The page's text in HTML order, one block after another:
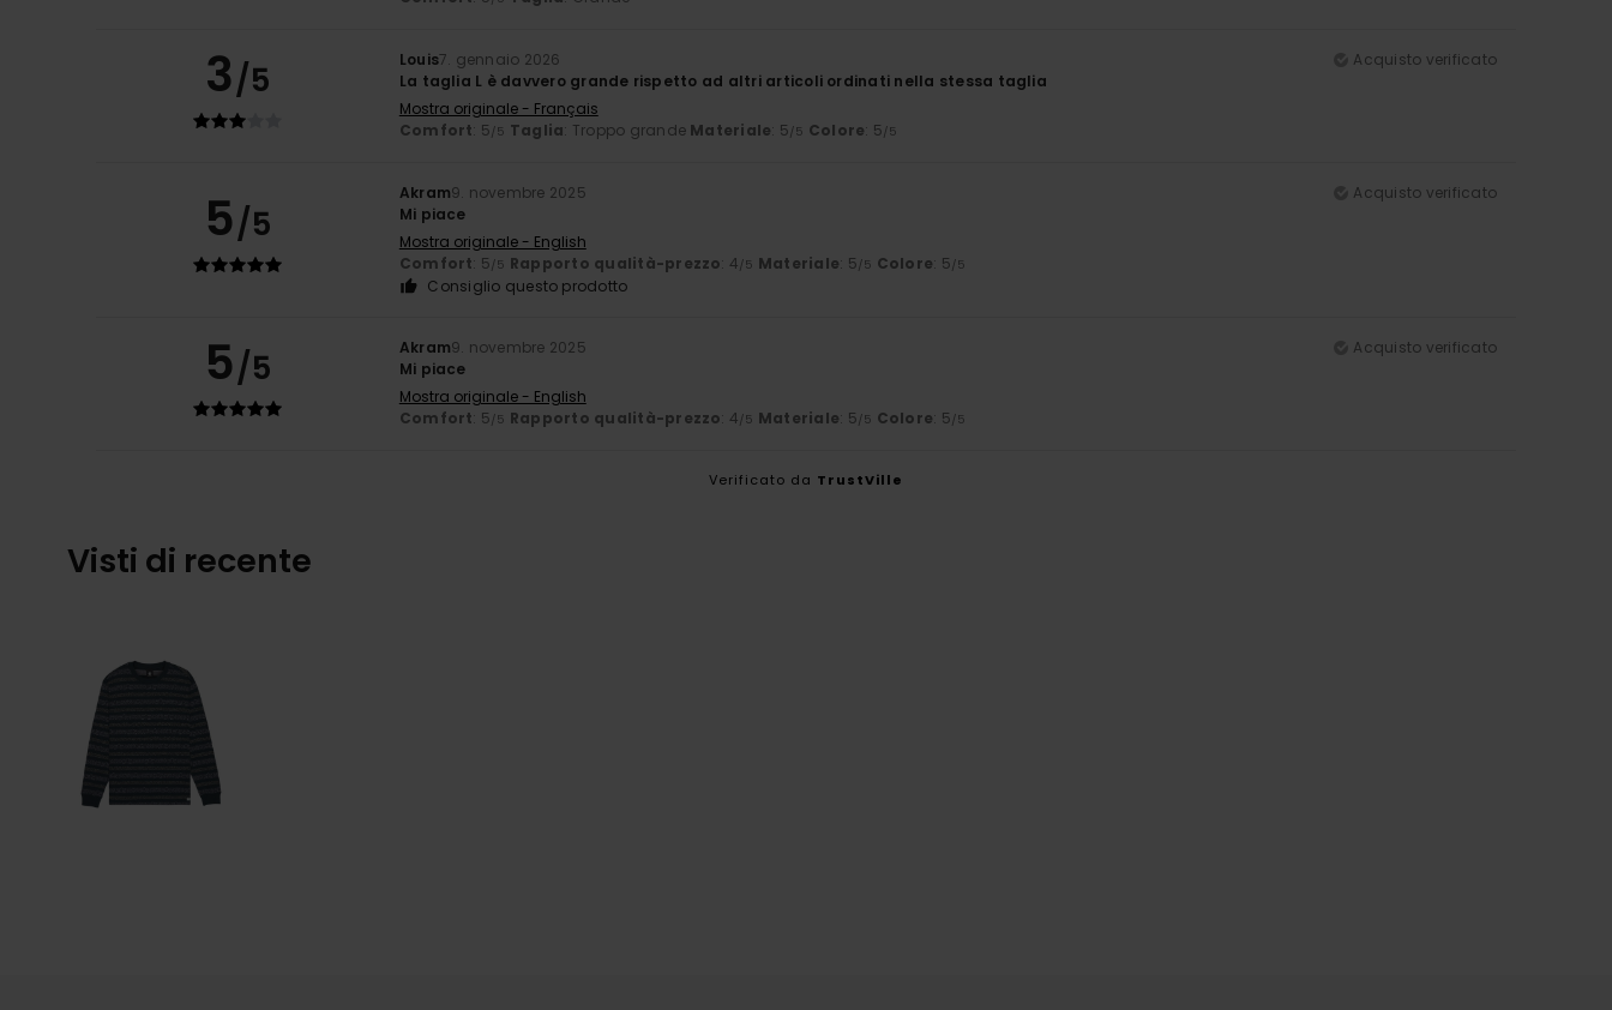
3/5 Louis7. gennaio 2026
Acquisto verificato
La taglia L è davvero grande rispetto ad altri articoli ordinati nella stessa taglia
Mostra originale - Français
Comfort: 5/5 Taglia: Troppo grande Materiale: 5/5 Colore: 5/5
5/5
Akram9. novembre 2025
Acquisto verificato
Mi piace
Mostra originale - English
Comfort: 5/5 Rapporto qualità-prezzo: 4/5 Materiale: 5/5 Colore: 5/5
Consiglio questo prodotto
5/5 Akram9. novembre 2025
Acquisto verificato
Mi piace
Mostra originale - English
Comfort: 5/5 Rapporto qualità-prezzo: 4/5 Materiale: 5/5 Colore: 5/5
Verificato da TrustVille
Visti di recente